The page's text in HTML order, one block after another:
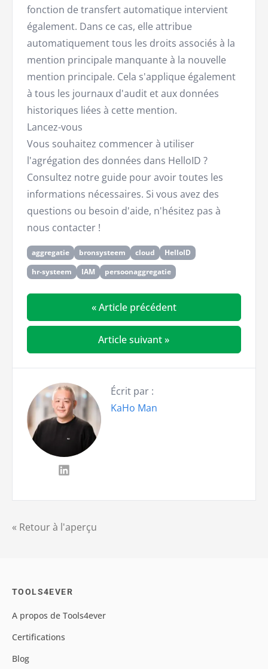
« Retour à l'aperçu
fonction de transfert automatique intervient
également. Dans ce cas, elle attribue
automatiquement tous les droits associés à la
mention principale manquante à la nouvelle
mention principale. Cela s'applique également
à tous les journaux d'audit et aux données
historiques liées à cette mention.
Lancez-vous
Vous souhaitez commencer à utiliser
l'agrégation des données dans HelloID ?
Consultez notre guide pour avoir toutes les
informations nécessaires. Si vous avez des
questions ou besoin d'aide, n'hésitez pas à
nous contacter !
aggregatie bronsysteem cloud
HelloID
hr-systeem
IAM persoonaggregatie
« Article précédent
Article suivant »
Écrit par :
KaHo Man
TOOLS4EVER
A propos de Tools4ever
Certifications
Blog